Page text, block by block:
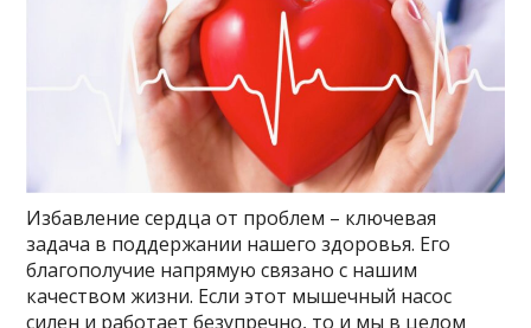
Избавление сердца от проблем – ключевая
задача в поддержании нашего здоровья. Его
благополучие напрямую связано с нашим
качеством жизни. Если этот мышечный насос
силен и работает безупречно, то и мы в целом